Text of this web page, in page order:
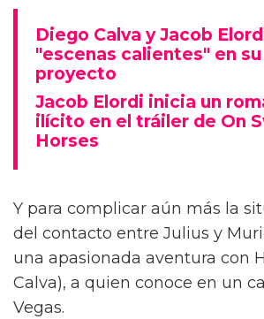
Diego Calva y Jacob
"escenas calientes" en
proyecto
Jacob Elordi inicia un
ilícito en el tráiler de On
Horses
Y para complicar aún más la
del contacto entre Julius y
una apasionada aventura con
Calva), a quien conoce en un
Vegas.